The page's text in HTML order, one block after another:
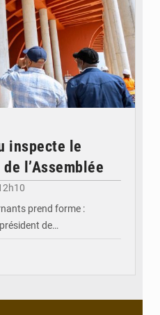
inspecte le
l’Assemblée
prend forme :
de…